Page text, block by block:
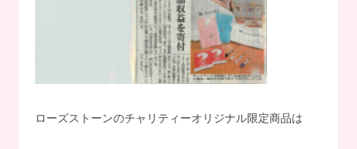
ローズストーンのチャリティーオリジナル限定商品は